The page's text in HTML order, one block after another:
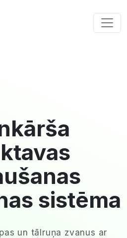
sistēma
un tālruņa zvanus ar